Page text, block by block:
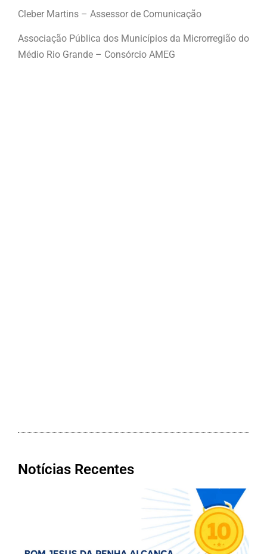
Cleber Martins – Assessor de Comunicação
Associação Pública dos Municípios da Microrregião do
Médio Rio Grande – Consórcio AMEG
Notícias Recentes